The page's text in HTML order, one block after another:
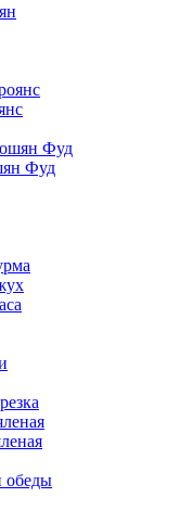
Фуд
Фуд
обеды